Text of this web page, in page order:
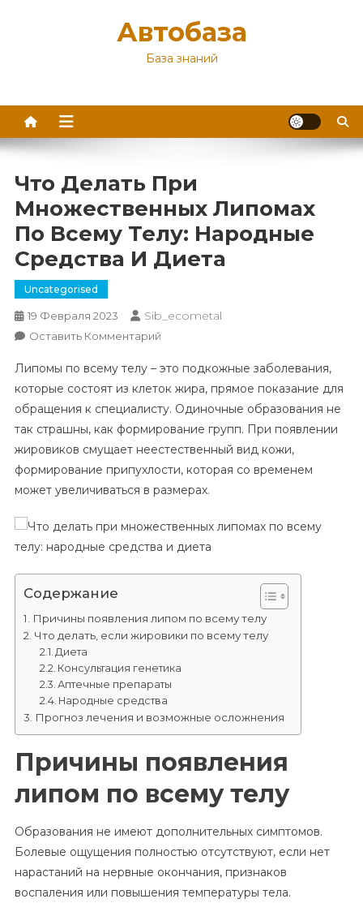
Автобаза
База знаний
Что Делать При
Множественных Липомах
По Всему Телу: Народные
Средства И Диета
Uncategorised
19 Февраля 2023 Sib_ecometal
Оставить КомментарийК
Делать
При
Множественных
Липомах
По
Всему
Средства
Липомы по всему телу – это подкожные заболевания,
которые состоят из клеток жира, прямое показание для
обращения к специалисту. Одиночные образования не
так страшны, как формирование групп. При появлении
жировиков смущает неестественный вид кожи,
формирование припухлости, которая со временем
может увеличиваться в размерах.
Содержание
Причины появления липом по всему телу
Что делать, если жировики по всему телу
Диета
Консультация генетика
Аптечные препараты
Народные средства
Прогноз лечения и возможные осложнения
Причины появления
липом по всему телу
Образования не имеют дополнительных симптомов.
Болевые ощущения полностью отсутствуют, если нет
нарастаний на нервные окончания, признаков
воспаления или повышения температуры тела.